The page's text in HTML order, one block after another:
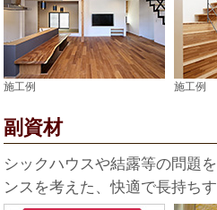
施工例 施工例
副資材
シックハウスや結露等の問題
ンスを考えた、快適で長持ち